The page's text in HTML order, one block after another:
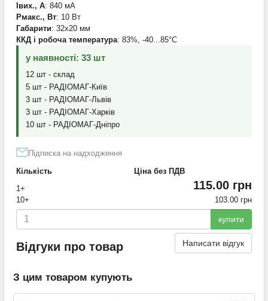
Iвих., А: 840 мА
Pмакс., Вт: 10 Вт
Габарити: 32x20 мм
ККД і робоча температура: 83%, -40...85°С
у наявності: 33 шт
12 шт - склад
5 шт - РАДІОМАГ-Київ
3 шт - РАДІОМАГ-Львів
3 шт - РАДІОМАГ-Харків
10 шт - РАДІОМАГ-Дніпро
Підписка на надходження
Кількість
Ціна без ПДВ
1+
115.00 грн
10+ 103.00 грн
купити
Відгуки про товар Написати відгук
З цим товаром купують